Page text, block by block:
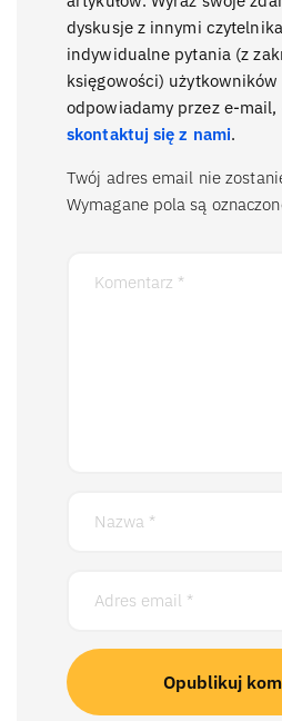
dyskusje z innymi
indywidualne pytania (z
księgowości)
odpowiadamy przez e-
skontaktuj się z nami.
Twój adres email nie
Wymagane pola są